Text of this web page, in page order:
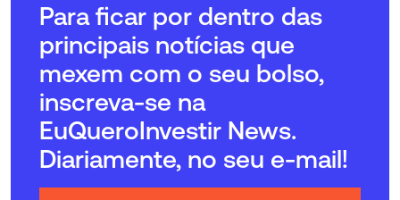
Para ficar por dentro das
principais notícias que
mexem com o seu bolso,
inscreva-se na
EuQueroInvestir News.
Diariamente, no seu e-mail!